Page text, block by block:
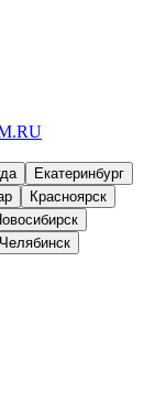
Екатеринбург
Красноярск
Челябинск